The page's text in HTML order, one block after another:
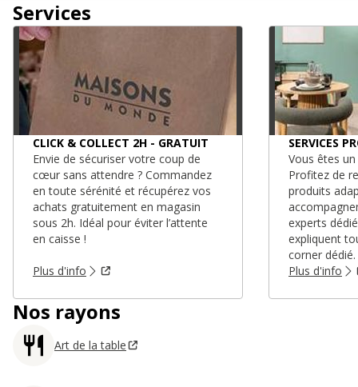
Services
CLICK & COLLECT 2H - GRATUIT
Envie de sécuriser votre coup de
cœur sans attendre ? Commandez
en toute sérénité et récupérez vos
achats gratuitement en magasin
sous 2h. Idéal pour éviter l’attente
en caisse !
Plus d'info
SERVICES
Vous êtes
Profitez de
produits
experts
expliquent
corner dédié.
Plus d'info
Nos rayons
Art de la table